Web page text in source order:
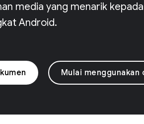
media yang menarik
Android.
Mulai menggunakan